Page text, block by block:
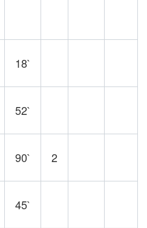
18`
52`
90` 2
45`